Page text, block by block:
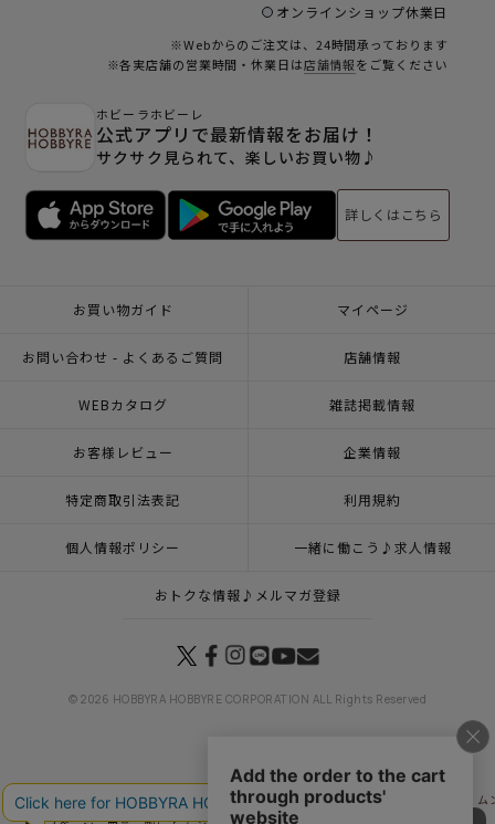
オンラインショップ休業日
※Webからのご注文は、24時間承っております
※各実店舗の営業時間・休業日は店舗情報をご覧ください
ホビーラホビーレ
公式アプリで最新情報をお届け！
サクサク見られて、楽しいお買い物♪
詳しくはこちら
お買い物ガイド マイページ
お問い合わせ - よくあるご質問 店舗情報
WEBカタログ 雑誌掲載情報
お客様レビュー 企業情報
特定商取引法表記 利用規約
個人情報ポリシー 一緒に働こう♪求人情報
おトクな情報♪メルマガ登録
© 2026 HOBBYRA HOBBYRE CORPORATION ALL Rights Reserved
トップページ 特集一覧 刺しゅうで描くアート ～画家たちが愛した花～
刺し子